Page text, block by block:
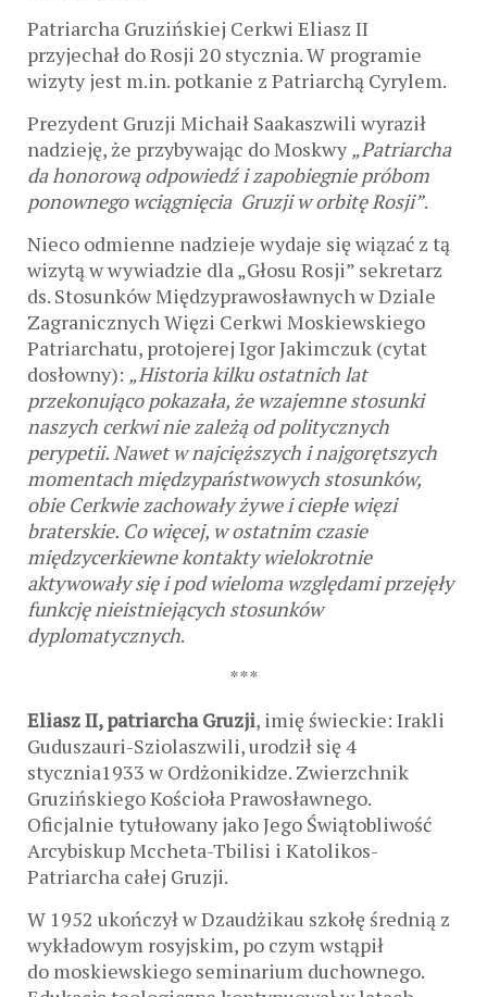
Patriarcha Gruzińskiej Cerkwi Eliasz II
przyjechał do Rosji 20 stycznia. W programie
wizyty jest m.in. potkanie z Patriarchą Cyrylem.
Prezydent Gruzji Michaił Saakaszwili wyraził
nadzieję, że przybywając do Moskwy„Patriarcha
da honorową odpowiedź i zapobiegnie próbom
ponownego wciągnięcia Gruzji w orbitę Rosji”.
Nieco odmienne nadzieje wydaje się wiązać z tą
wizytą w wywiadzie dla „Głosu Rosji” sekretarz
ds. Stosunków Międzyprawosławnych w Dziale
Zagranicznych Więzi Cerkwi Moskiewskiego
Patriarchatu, protojerej Igor Jakimczuk (cytat
dosłowny): „Historia kilku ostatnich lat
przekonująco pokazała, że wzajemne stosunki
naszych cerkwi nie zależą od politycznych
perypetii. Nawet w najcięższych i najgorętszych
momentach międzypaństwowych stosunków,
obie Cerkwie zachowały żywe i ciepłe więzi
braterskie. Co więcej, w ostatnim czasie
międzycerkiewne kontakty wielokrotnie
aktywowały się i pod wieloma względami przejęły
funkcję nieistniejących stosunków
dyplomatycznych.
***
Eliasz II, patriarcha Gruzji, imię świeckie: Irakli
Guduszauri-Sziolaszwili, urodził się 4
stycznia1933 w Ordżonikidze. Zwierzchnik
Gruzińskiego Kościoła Prawosławnego.
Oficjalnie tytułowany jako Jego Świątobliwość
Arcybiskup Mccheta-Tbilisi i Katolikos-
Patriarcha całej Gruzji.
W 1952 ukończył w Dzaudżikau szkołę średnią z
wykładowym rosyjskim, po czym wstąpił
do moskiewskiego seminarium duchownego.